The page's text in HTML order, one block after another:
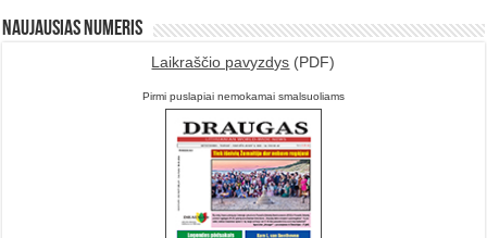
Naujausias numeris
Laikraščio pavyzdys (PDF)
Pirmi puslapiai nemokamai smalsuoliams